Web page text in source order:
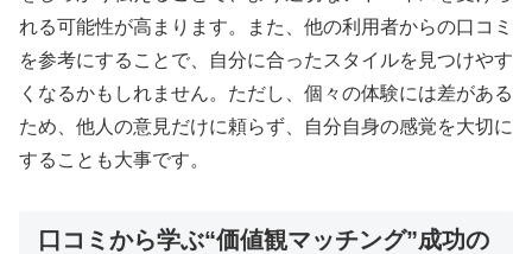
れる可能性が高まります。また、他の利用者からの口コミ
を参考にすることで、自分に合ったスタイルを見つけやす
くなるかもしれません。ただし、個々の体験には差がある
ため、他人の意見だけに頼らず、自分自身の感覚を大切に
することも大事です。
口コミから学ぶ“価値観マッチング”成功の